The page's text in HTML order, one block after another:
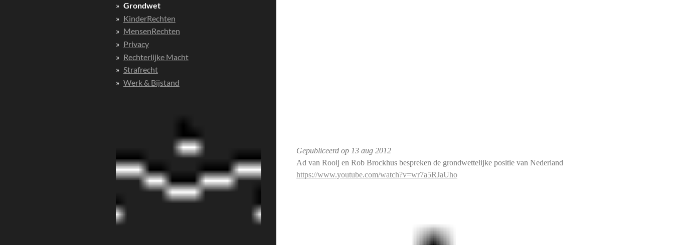
Gepubliceerd op 13 aug 2012
Ad van Rooij en Rob Brockhus bespreken de grondwettelijke positie van Nederland
https://www.youtube.com/watch?v=wr7a5RJaUho
Grondwet
KinderRechten
MensenRechten
Privacy
Rechterlijke Macht
Strafrecht
Werk & Bijstand